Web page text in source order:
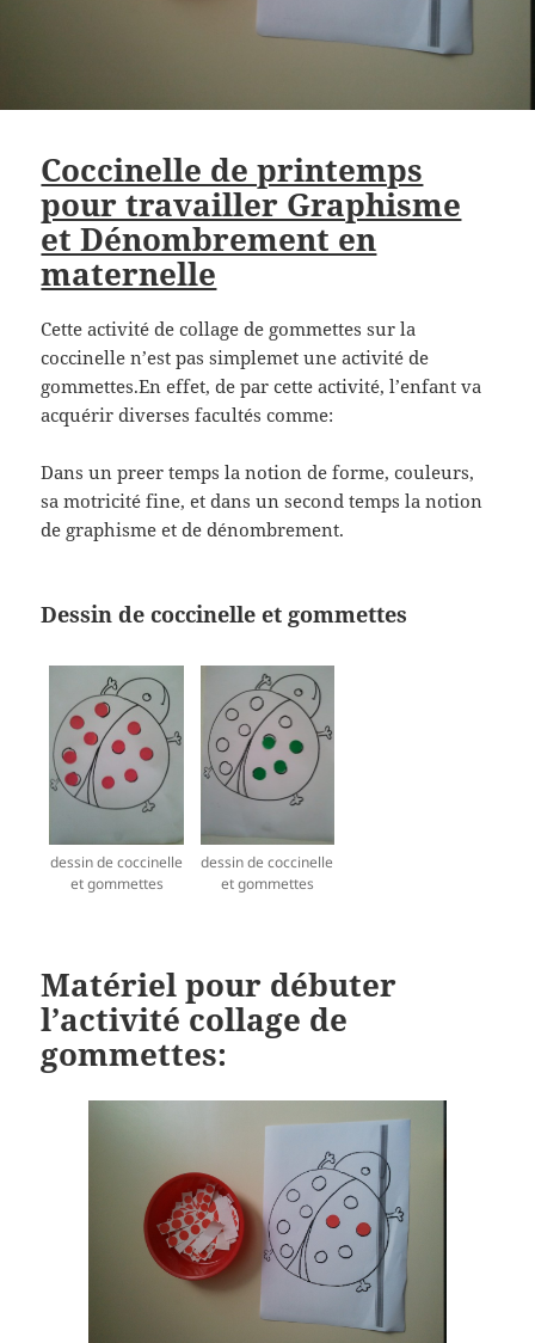
Coccinelle de printemps
pour travailler Graphisme
et Dénombrement en
maternelle
Cette activité de collage de gommettes sur la
coccinelle n’est pas simplemet une activité de
gommettes.En effet, de par cette activité, l’enfant va
acquérir diverses facultés comme:
Dans un preer temps la notion de forme, couleurs,
sa motricité fine, et dans un second temps la notion
de graphisme et de dénombrement.
Dessin de coccinelle et gommettes
dessin de coccinelle
et gommettes
dessin de coccinelle
et gommettes
Matériel pour débuter
l’activité collage de
gommettes: